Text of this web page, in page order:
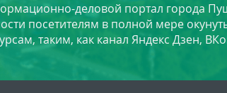
деловой портал города
посетителям в полной мере
таким, как канал Яндекс Дзен,